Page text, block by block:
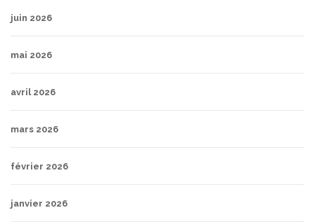
juin 2026
mai 2026
avril 2026
mars 2026
février 2026
janvier 2026